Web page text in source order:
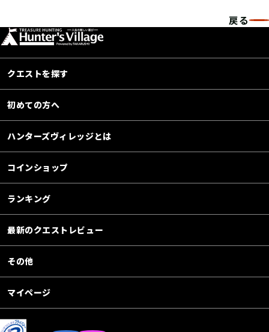
戻る
クエストを探す
初めての方へ
ハンターズヴィレッジとは
コインショップ
ランキング
最新のクエストレビュー
その他
マイページ